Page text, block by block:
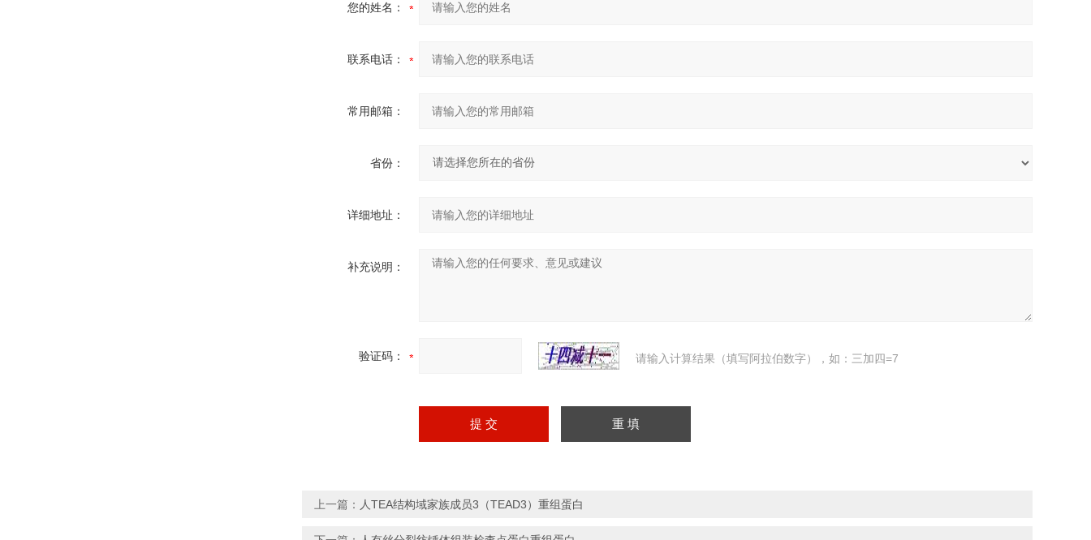
您的姓名：
联系电话：
常用邮箱：
省份：
详细地址：
补充说明：
验证码： 请输入计算结果（填写阿拉伯数字），如：三加四=7
上一篇： 人TEA结构域家族成员3（TEAD3）重组蛋白